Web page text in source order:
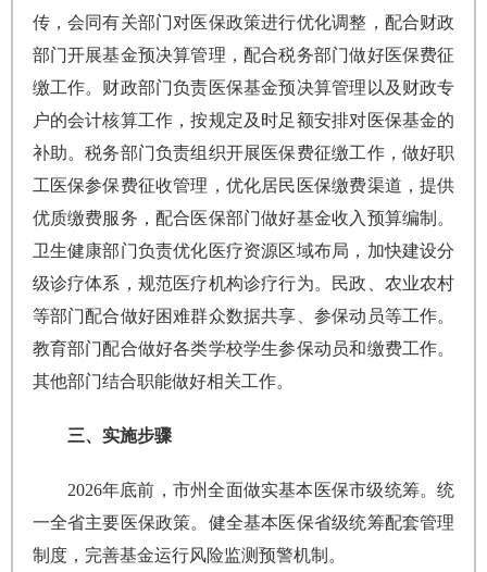
传，会同有关部门对医保政策进行优化调整，配合财政
部门开展基金预决算管理，配合税务部门做好医保费征
缴工作。财政部门负责医保基金预决算管理以及财政专
户的会计核算工作，按规定及时足额安排对医保基金的
补助。税务部门负责组织开展医保费征缴工作，做好职
工医保参保费征收管理，优化居民医保缴费渠道，提供
优质缴费服务，配合医保部门做好基金收入预算编制。
卫生健康部门负责优化医疗资源区域布局，加快建设分
级诊疗体系，规范医疗机构诊疗行为。民政、农业农村
等部门配合做好困难群众数据共享、参保动员等工作。
教育部门配合做好各类学校学生参保动员和缴费工作。
其他部门结合职能做好相关工作。
三、实施步骤
2026年底前，市州全面做实基本医保市级统筹。统
一全省主要医保政策。健全基本医保省级统筹配套管理
制度，完善基金运行风险监测预警机制。